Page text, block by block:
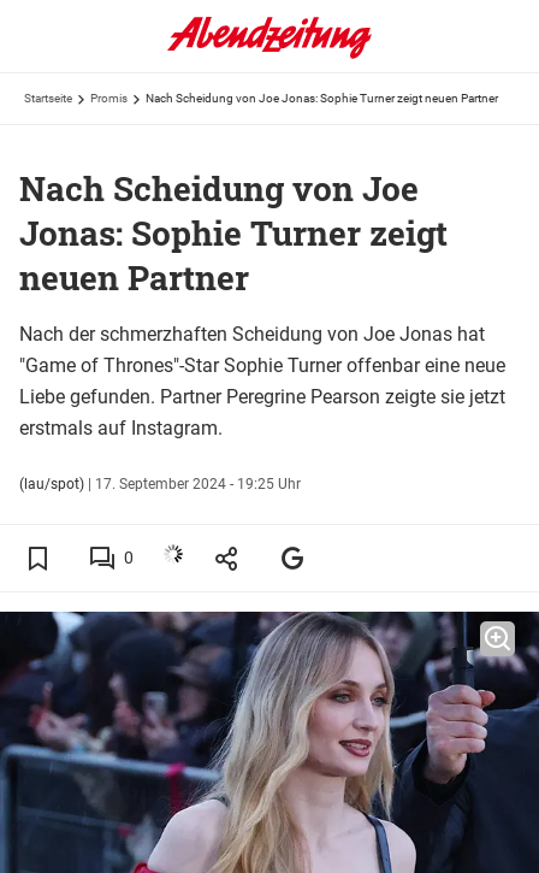
Startseite Promis Nach Scheidung von Joe Jonas: Sophie Turner zeigt neuen Partner
Nach Scheidung von Joe
Jonas: Sophie Turner zeigt
neuen Partner
Nach der schmerzhaften Scheidung von Joe Jonas hat
"Game of Thrones"-Star Sophie Turner offenbar eine neue
Liebe gefunden. Partner Peregrine Pearson zeigte sie jetzt
erstmals auf Instagram.
(lau/spot) | 17. September 2024 - 19:25 Uhr
0